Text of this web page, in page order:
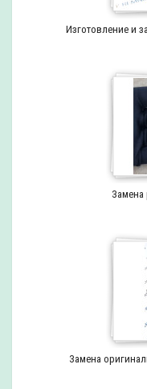
Изготовление и
Замена
Замена